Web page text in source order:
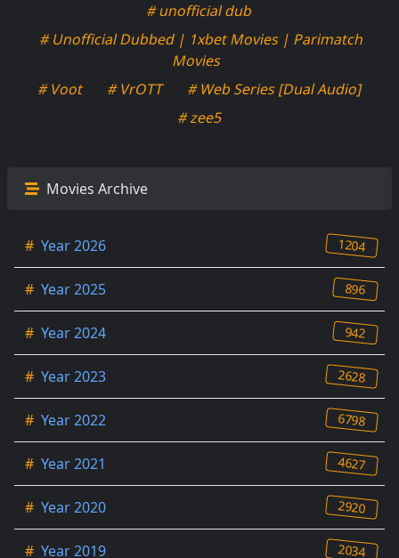
# unofficial dub
# Unofficial Dubbed | 1xbet Movies | Parimatch
Movies
# Voot
# VrOTT
# Web Series [Dual Audio]
# zee5
Movies Archive
# Year 2026 1204
# Year 2025 896
# Year 2024 942
# Year 2023 2628
# Year 2022 6798
# Year 2021 4627
# Year 2020 2920
# Year 2019 2034